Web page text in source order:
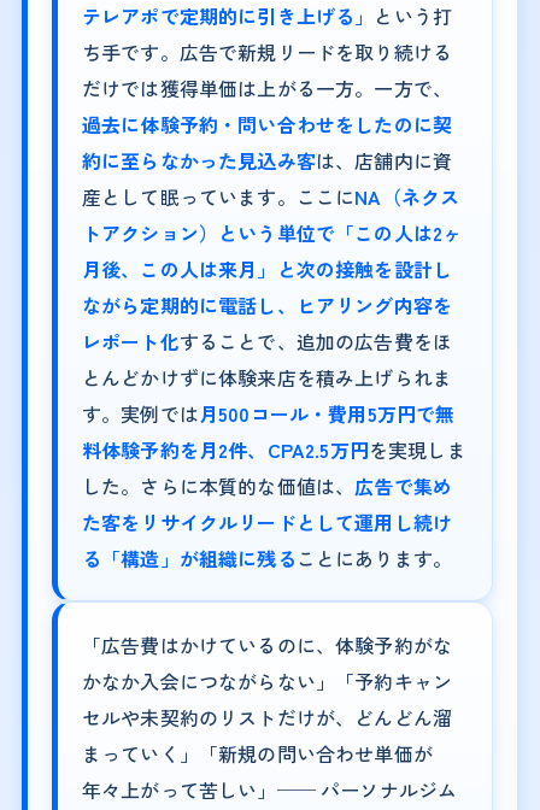
テレアポで定期的に引き上げる」 という打
ち手です。広告で新規リードを取り続ける
だけでは獲得単価は上がる一方。一方で、
過去に体験予約・問い合わせをしたのに契
約に至らなかった見込み客は、店舗内に資
産として眠っています。ここにNA（ネクス
トアクション）という単位で「この人は2ヶ
月後、この人は来月」と次の接触を設計し
ながら定期的に電話し、ヒアリング内容を
レポート化することで、追加の広告費をほ
とんどかけずに体験来店を積み上げられま
す。実例では月500コール・費用5万円で無
料体験予約を月2件、CPA2.5万円を実現しま
した。さらに本質的な価値は、 広告で集め
た客をリサイクルリードとして運用し続け
る「構造」が組織に残る ことにあります。
「広告費はかけているのに、体験予約がな
かなか入会につながらない」「予約キャン
セルや未契約のリストだけが、どんどん溜
まっていく」「新規の問い合わせ単価が
年々上がって苦しい」── パーソナルジム